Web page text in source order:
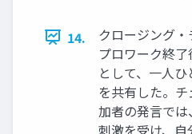
14.
クロージング
プロワーク終
として、一人
を共有した。
加者の発言で
刺激を受け、